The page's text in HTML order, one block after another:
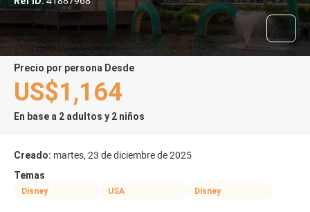
precio por persona Desde
US$1,164
En base a 2 adultos y 2 niños
Creado: martes, 23 de diciembre de 2025
Temas
Disney USA Disney